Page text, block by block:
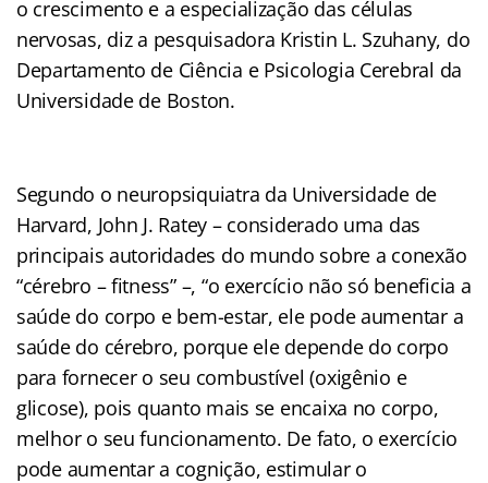
o crescimento e a especialização das células
nervosas, diz a pesquisadora Kristin L. Szuhany, do
Departamento de Ciência e Psicologia Cerebral da
Universidade de Boston.
Segundo o neuropsiquiatra da Universidade de
Harvard, John J. Ratey – considerado uma das
principais autoridades do mundo sobre a conexão
“cérebro – fitness” –, “o exercício não só beneficia a
saúde do corpo e bem-estar, ele pode aumentar a
saúde do cérebro, porque ele depende do corpo
para fornecer o seu combustível (oxigênio e
glicose), pois quanto mais se encaixa no corpo,
melhor o seu funcionamento. De fato, o exercício
pode aumentar a cognição, estimular o